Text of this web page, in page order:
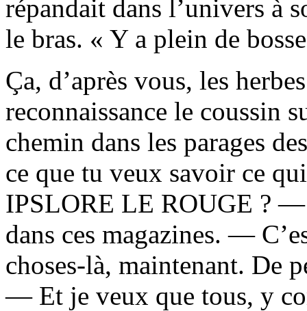
répandait dans l’univers à
le bras. « Y a plein de
Ça, d’après vous, les
reconnaissance le coussin
chemin dans les parages
ce que tu veux savoir ce
IPSLORE LE ROUGE ? —
dans ces magazines. —
choses-là, maintenant. De
— Et je veux que tous, y